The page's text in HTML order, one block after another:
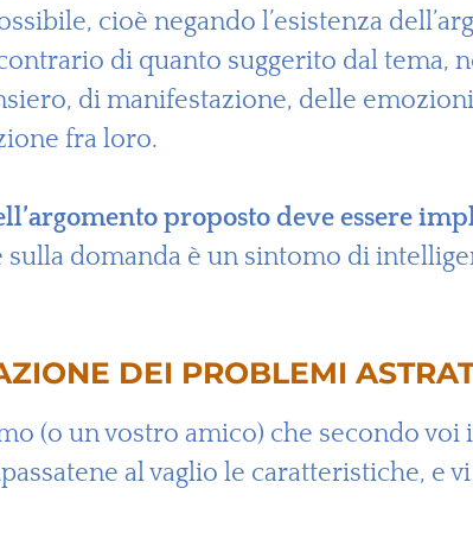
cioè negando l’esistenza
di quanto suggerito dal tema,
di manifestazione, delle
fra loro.
proposto deve essere
domanda è un sintomo di
DEI PROBLEMI
(o un vostro amico) che secondo voi
al vaglio le caratteristiche, e